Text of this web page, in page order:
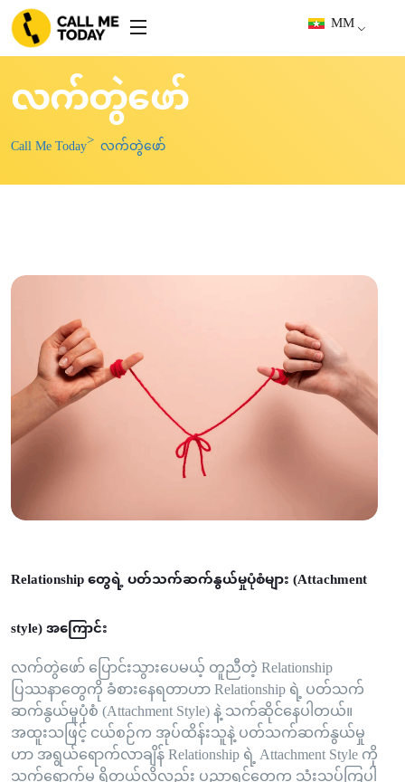
MM
လက်တွဲဖော်
Call Me Today လက်တွဲဖော်
Relationship တွေရဲ့ ပတ်သက်ဆက်နွယ်မှုပုံစံများ (Attachment
style) အကြောင်း
လက်တွဲဖော် ပြောင်းသွားပေမယ့် တူညီတဲ့ Relationship
ပြဿနာတွေကို ခံစားနေရတာဟာ Relationship ရဲ့ ပတ်သက်
ဆက်နွယ်မှုပုံစံ (Attachment Style) နဲ့ သက်ဆိုင်နေပါတယ်။
အထူးသဖြင့် ငယ်စဉ်က အုပ်ထိန်းသူနဲ့ ပတ်သက်ဆက်နွယ်မှု
ဟာ အရွယ်ရောက်လာချိန် Relationship ရဲ့ Attachment Style ကို